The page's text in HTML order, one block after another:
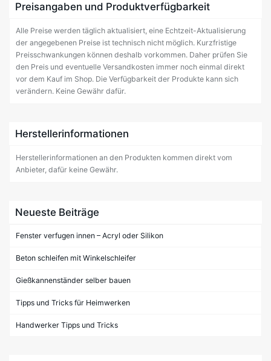
Preisangaben und Produktverfügbarkeit
Alle Preise werden täglich aktualisiert, eine Echtzeit-Aktualisierung
der angegebenen Preise ist technisch nicht möglich. Kurzfristige
Preisschwankungen können deshalb vorkommen. Daher prüfen Sie
den Preis und eventuelle Versandkosten immer noch einmal direkt
vor dem Kauf im Shop. Die Verfügbarkeit der Produkte kann sich
verändern. Keine Gewähr dafür.
Herstellerinformationen
Herstellerinformationen an den Produkten kommen direkt vom
Anbieter, dafür keine Gewähr.
Neueste Beiträge
Fenster verfugen innen – Acryl oder Silikon
Beton schleifen mit Winkelschleifer
Gießkannenständer selber bauen
Tipps und Tricks für Heimwerken
Handwerker Tipps und Tricks